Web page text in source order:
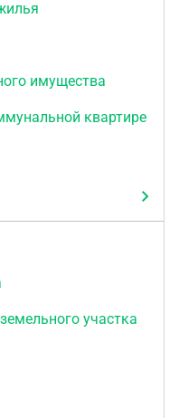
имущества
квартире
участка